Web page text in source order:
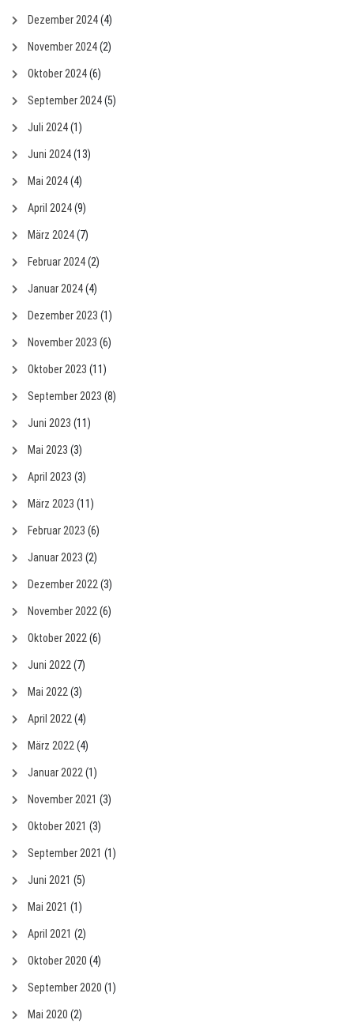
Dezember 2024(4)
November 2024(2)
Oktober 2024(6)
September 2024(5)
Juli 2024(1)
Juni 2024(13)
Mai 2024(4)
April 2024(9)
März 2024(7)
Februar 2024(2)
Januar 2024(4)
Dezember 2023 (1)
November 2023 (6)
Oktober 2023 (11)
September 2023 (8)
Juni 2023 (11)
Mai 2023 (3)
April 2023 (3)
März 2023 (11)
Februar 2023 (6)
Januar 2023 (2)
Dezember 2022 (3)
November 2022 (6)
Oktober 2022 (6)
Juni 2022 (7)
Mai 2022 (3)
April 2022 (4)
März 2022 (4)
Januar 2022 (1)
November 2021 (3)
Oktober 2021 (3)
September 2021 (1)
Juni 2021 (5)
Mai 2021 (1)
April 2021 (2)
Oktober 2020 (4)
September 2020 (1)
Mai 2020 (2)